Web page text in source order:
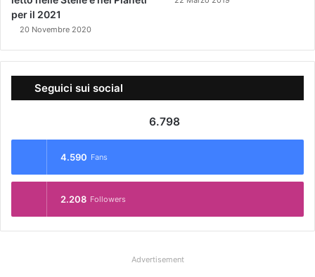
per il 2021
20 Novembre 2020
Seguici sui social
6.798
4.590 Fans
2.208 Followers
Advertisement